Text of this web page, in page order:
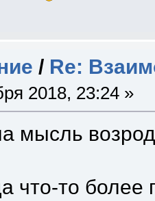
/ Re:
2018, 23:24 »
мысль
что-то более